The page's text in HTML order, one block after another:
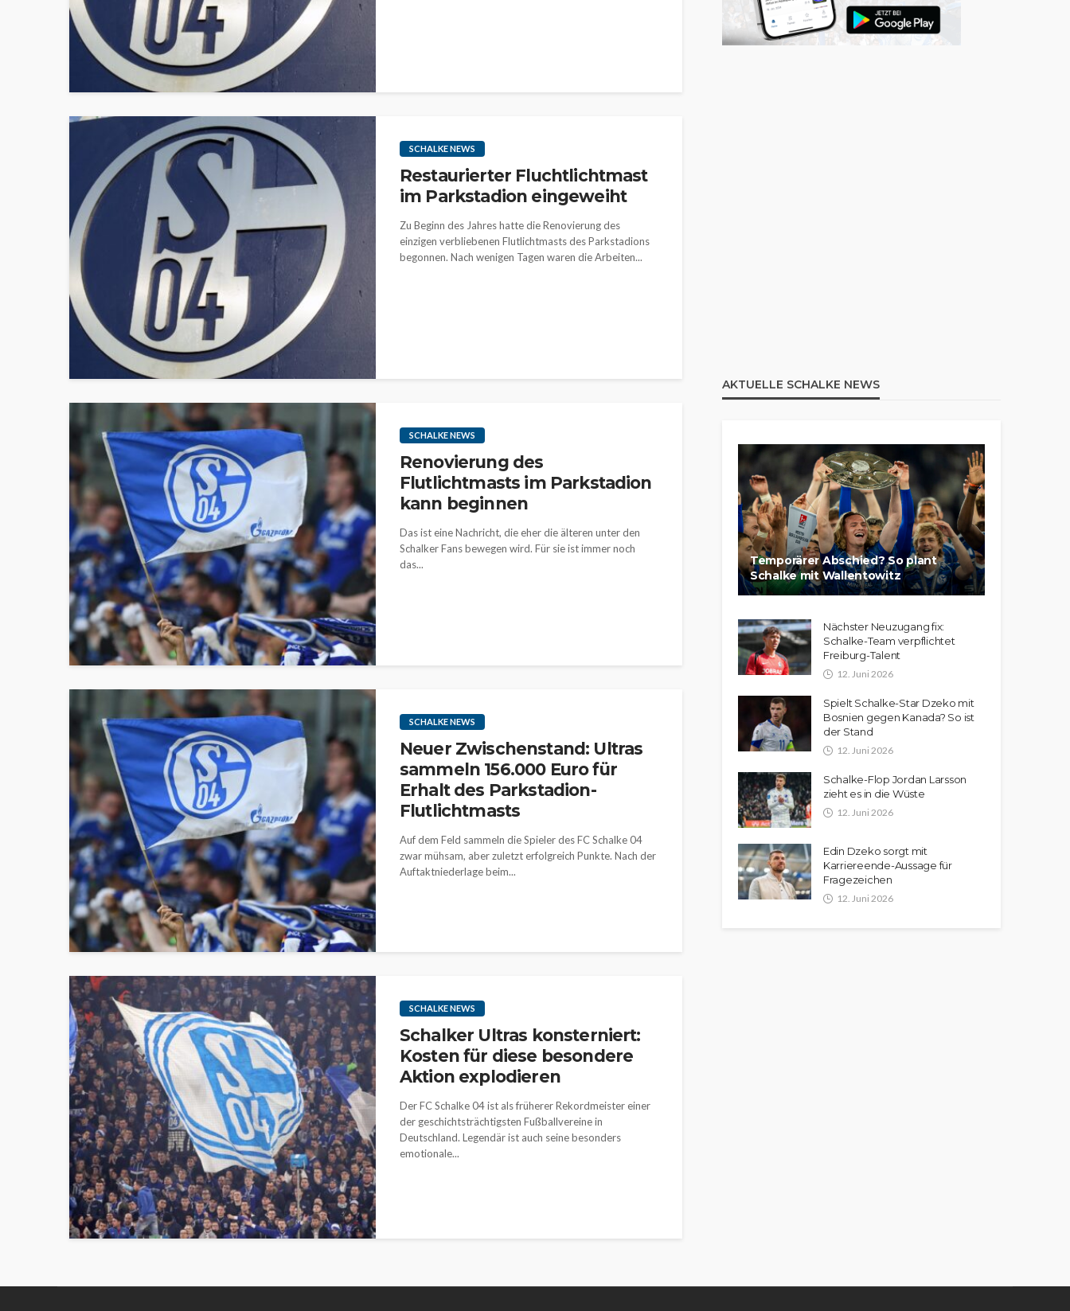
SCHALKE NEWS
Restaurierter Fluchtlichtmast
im Parkstadion eingeweiht
Zu Beginn des Jahres hatte die Renovierung des
einzigen verbliebenen Flutlichtmasts des Parkstadions
begonnen. Nach wenigen Tagen waren die Arbeiten...
SCHALKE NEWS
Renovierung des
Flutlichtmasts im Parkstadion
kann beginnen
Das ist eine Nachricht, die eher die älteren unter den
Schalker Fans bewegen wird. Für sie ist immer noch
das...
SCHALKE NEWS
Neuer Zwischenstand: Ultras
sammeln 156.000 Euro für
Erhalt des Parkstadion-
Flutlichtmasts
Auf dem Feld sammeln die Spieler des FC Schalke 04
zwar mühsam, aber zuletzt erfolgreich Punkte. Nach der
Auftaktniederlage beim...
SCHALKE NEWS
Schalker Ultras konsterniert:
Kosten für diese besondere
Aktion explodieren
Der FC Schalke 04 ist als früherer Rekordmeister einer
der geschichtsträchtigsten Fußballvereine in
Deutschland. Legendär ist auch seine besonders
emotionale...
AKTUELLE SCHALKE NEWS
Temporärer Abschied? So plant
Schalke mit Wallentowitz
Nächster Neuzugang fix:
Schalke-Team verpflichtet
Freiburg-Talent
12. Juni 2026
Spielt Schalke-Star Dzeko mit
Bosnien gegen Kanada? So ist
der Stand
12. Juni 2026
Schalke-Flop Jordan Larsson
zieht es in die Wüste
12. Juni 2026
Edin Dzeko sorgt mit
Karriereende-Aussage für
Fragezeichen
12. Juni 2026